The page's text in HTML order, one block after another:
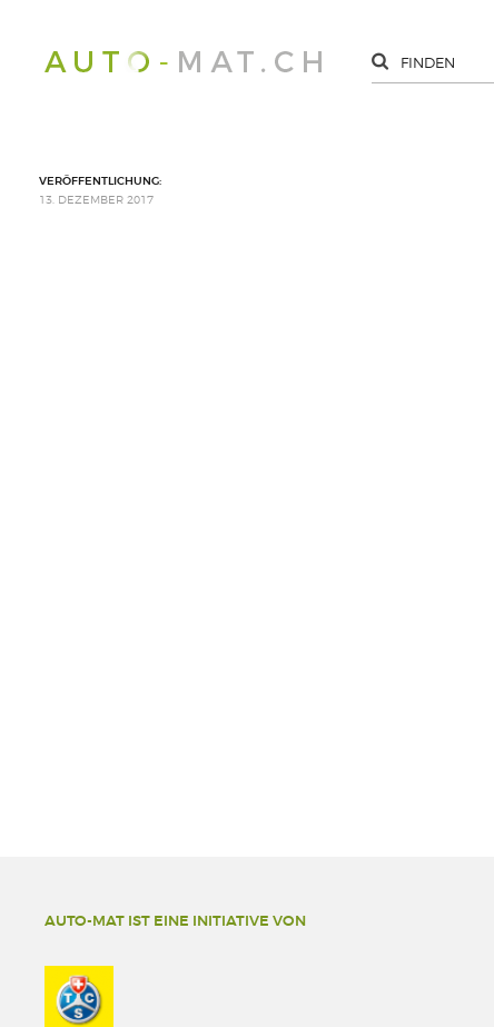
VERÖFFENTLICHUNG:
13. DEZEMBER 2017
AUTO-MAT IST EINE INITIATIVE VON